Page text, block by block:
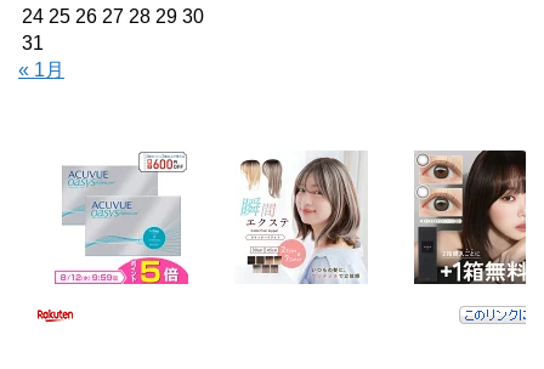
24 25 26 27 28 29 30
31
« 1月